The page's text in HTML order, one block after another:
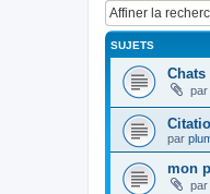
SUJETS
par
par
mon
par